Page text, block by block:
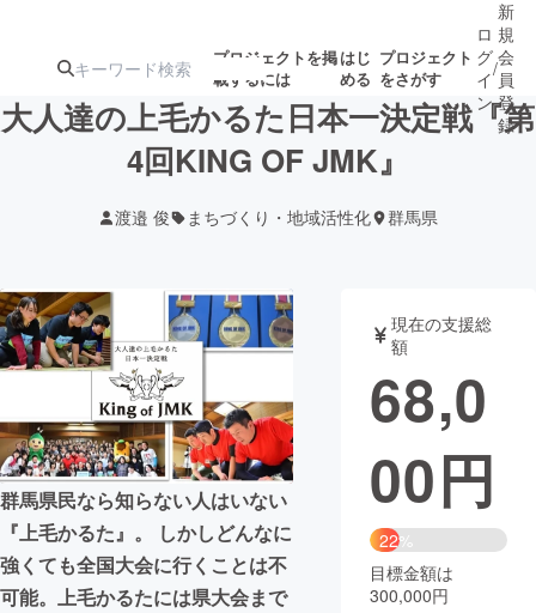
プロジェクトを掲
載するには
はじ
める
プロジェクト
をさがす
注目のリ
ターン
ジェクト
募集終了が近いプ
ロジェクト
されます
アート・写真 音楽
テクノロジー・ガジェット ゲーム・
映像・映画 書籍・雑誌
ビジネス・起業 チャレンジ
まちづくり・地域活性化
ロ
グ
イ
ン
/
新
規
会
員
登
録
大人達の上毛かるた日本一決定戦『第
4回KING OF JMK』
渡邉 俊 まちづくり・地域活性化 群馬県
群馬県民なら知らない人はいない
『上毛かるた』。 しかしどんなに
強くても全国大会に行くことは不
可能。上毛かるたには県大会まで
現在の支援総
額
68,0
00円
22%
目標金額は
300,000円